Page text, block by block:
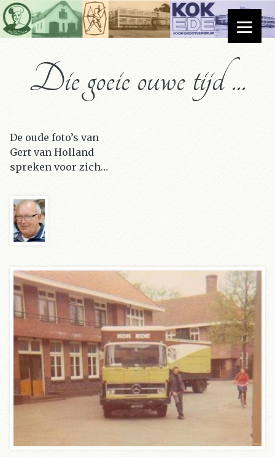
Die goeie ouwe tijd ...
De oude foto’s van
Gert van Holland
spreken voor zich…